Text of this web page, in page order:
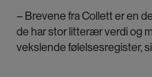
– Brevene fra Collett er en
de har stor litterær verdi og
vekslende følelsesregister,